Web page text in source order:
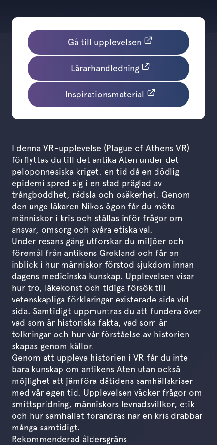
Gå till upplevelsen
Lärarhandledning
Inspirationsmaterial
I denna VR-upplevelse (Plague of Athens VR)
förflyttas du till det antika Aten under det
peloponnesiska kriget, en tid då en dödlig
epidemi spred sig i en stad präglad av
trångboddhet, rädsla och osäkerhet. Genom
den unge läkaren Nikos ögon får du möta
människor i kris och ställas inför frågor om
ansvar, omsorg och svåra etiska val.
Under resans gång utforskar du miljöer och
föremål från antikens Grekland och får en
inblick i hur människor förstod sjukdom innan
dagens medicinska kunskap. Upplevelsen visar
hur tro, läkekonst och tidiga försök till
vetenskapliga förklaringar existerade sida vid
sida. Samtidigt uppmuntras du att fundera över
vad som är historiska fakta, vad som är
tolkningar och hur vår förståelse av historien
skapas genom källor.
Genom att uppleva historien i VR får du inte
bara kunskap om antikens Aten utan också
möjlighet att jämföra dåtidens samhällskriser
med vår egen tid. Upplevelsen väcker frågor om
smittspridning, människors levnadsvillkor, etik
och hur samhället förändras när en kris drabbar
många samtidigt.
Rekommenderad åldersgräns